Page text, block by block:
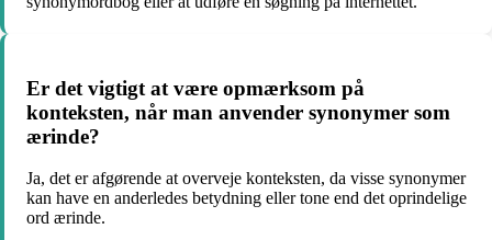
Er det vigtigt at være opmærksom på
konteksten, når man anvender synonymer som
ærinde?
Ja, det er afgørende at overveje konteksten, da visse synonymer
kan have en anderledes betydning eller tone end det oprindelige
ord ærinde.